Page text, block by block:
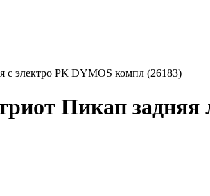
с электро РК DYMOS компл (26183)
Пикап